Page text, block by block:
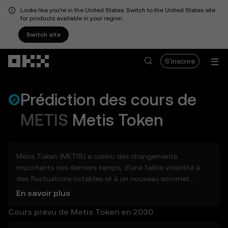
Looks like you're in the United States. Switch to the United States site
for products available in your region.
Switch site
S'inscrire
Prédiction des cours de
METIS Metis Token
Metis Token (METIS) a connu des changements
importants ces derniers temps, d'une faible volatilité à
des fluctuations notables et à un nouveau sommet
historique. Alors, combien Metis Token (METIS) pourrait-il
en 2040 ? Découvrez des outils qui peuvent vous aider à
En savoir plus
Cours prévu de Metis Token en 2030